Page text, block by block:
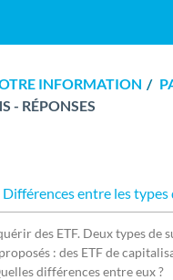
INFORMATION
- RÉPONSES
Différences entre les types
des ETF. Deux types de
: des ETF de
différences entre eux ?